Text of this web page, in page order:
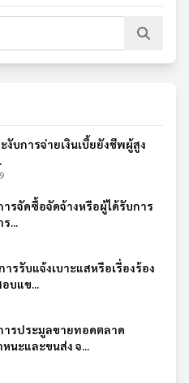
งับการจ่ายเงินเบี้ยยังชีพผู้สูง
รจัดซื้อจัดจ้างหรือผู้ได้รับการ
...
รรับแจ้งเบาะแสหรือเรื่องร้อง
บแข...
รประมูลขายทอดตลาด
นะและขนส่ง จ...